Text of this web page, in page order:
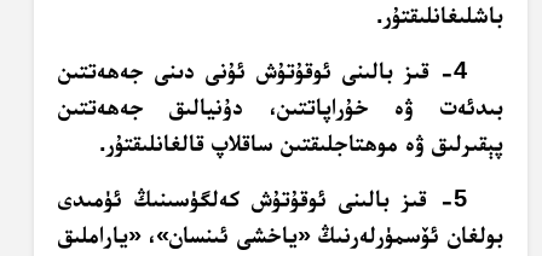
باشلىغانلىقتۇر.
4- قىز بالىنى ئوقۇتۇش ئۇنى دىنى جەھەتتىن
بىدئەت ۋە خۇراپاتتىن، دۇنيالىق جەھەتتىن
پېقىرلىق ۋە موھتاجلىقتىن ساقلاپ قالغانلىقتۇر.
5- قىز بالىنى ئوقۇتۇش كەلگۈسىنىڭ ئۈمىدى
بولغان ئۆسمۈرلەرنىڭ «ياخشى ئىنسان»، «ياراملىق